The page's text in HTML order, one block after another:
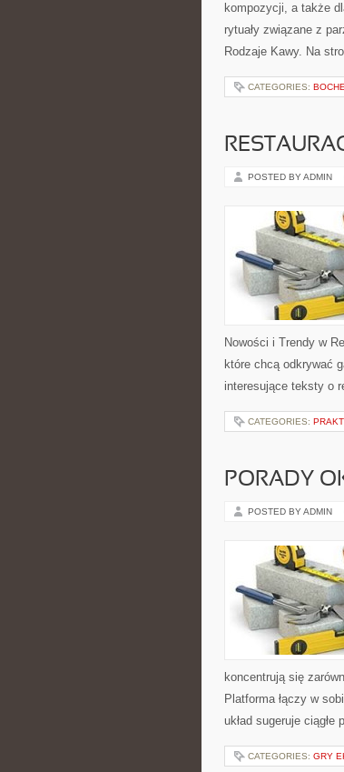
kompozycji, a także
rytuały związane z
Rodzaje Kawy. Na
CATEGORIES:
POSTED BY ADMIN
Nowości i Trendy w
które chcą odkrywać
interesujące teksty o
CATEGORIES:
PORADY
POSTED BY ADMIN
koncentrują się
Platforma łączy w
układ sugeruje
CATEGORIES: GRY